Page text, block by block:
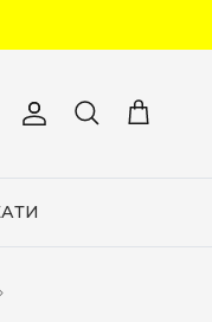
Обліковий запис
Пошук Кошик